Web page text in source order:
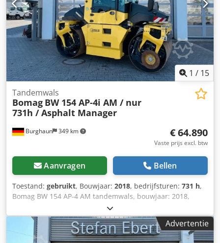
1 / 15
Burghaun 349 km
Tandemwals
Bomag BW 154 AP-4i AM / nur
731h / Asphalt Manager
€ 64.890
Vaste prijs excl. btw
Aanvragen Bellen
Toestand: gebruikt, Bouwjaar: 2018, bedrijfsturen: 731 h,
Bomag BW 154 AP-4 AM tandemwals, bouwjaar: 2018,
bedrijfsuren: slechts 731 uur, motor: Kubota [55,4 kW/75
pk], Asphalt Manager 2, gewicht: 7.300 kg, gladde trommel,
goede staat, direct inzetbaar, Op aanvraag kunnen wij u
een lease- of financieringsvoorstel doen. De heer Mihm
Advertentie